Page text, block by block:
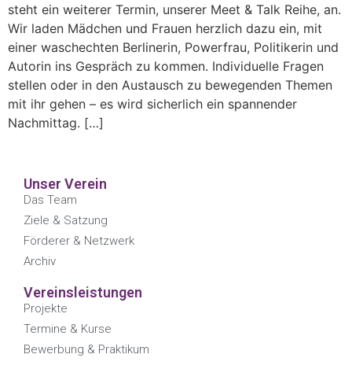
steht ein weiterer Termin, unserer Meet & Talk Reihe, an.
Wir laden Mädchen und Frauen herzlich dazu ein, mit
einer waschechten Berlinerin, Powerfrau, Politikerin und
Autorin ins Gespräch zu kommen. Individuelle Fragen
stellen oder in den Austausch zu bewegenden Themen
mit ihr gehen – es wird sicherlich ein spannender
Nachmittag. […]
Unser Verein
Das Team
Ziele & Satzung
Förderer & Netzwerk
Archiv
Vereinsleistungen
Projekte
Termine & Kurse
Bewerbung & Praktikum